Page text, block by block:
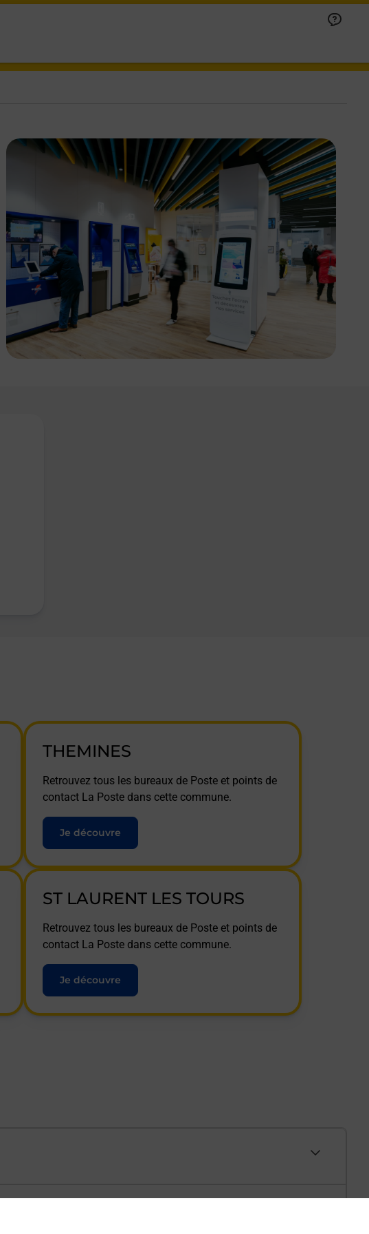
THEMINES
Retrouvez tous les bureaux de Poste et points de
contact La Poste dans cette commune.
Je découvre
ST LAURENT LES TOURS
Retrouvez tous les bureaux de Poste et points de
contact La Poste dans cette commune.
Je découvre